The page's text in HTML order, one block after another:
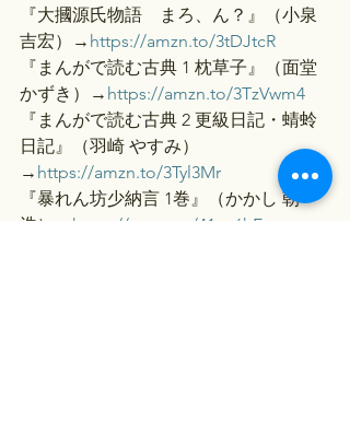
『大摑源氏物語　まろ、ん？』（小泉
吉宏）→ https://amzn.to/3tDJtcR
『まんがで読む古典 1 枕草子』（面堂
かずき）→ https://amzn.to/3TzVwm4
『まんがで読む古典 2 更級日記・蜻蛉
日記』（羽崎 やすみ）
→ https://amzn.to/3Tyl3Mr
『暴れん坊少納言 1巻』（かかし 朝
浩）→ https://amzn.to/41zq6hE